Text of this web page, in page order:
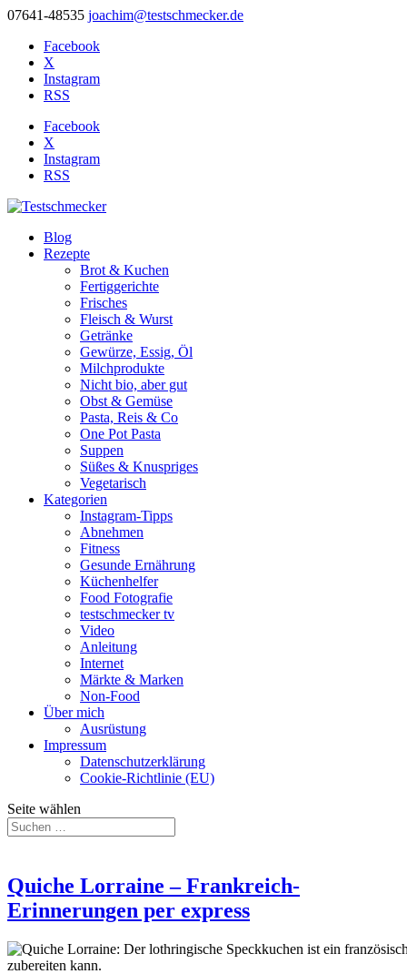
07641-48535 joachim@testschmecker.de
Facebook
X
Instagram
RSS
Facebook
X
Instagram
RSS
Blog
Rezepte
Brot & Kuchen
Fertiggerichte
Frisches
Fleisch & Wurst
Getränke
Gewürze, Essig, Öl
Milchprodukte
Nicht bio, aber gut
Obst & Gemüse
Pasta, Reis & Co
One Pot Pasta
Suppen
Süßes & Knuspriges
Vegetarisch
Kategorien
Instagram-Tipps
Abnehmen
Fitness
Gesunde Ernährung
Küchenhelfer
Food Fotografie
testschmecker tv
Video
Anleitung
Internet
Märkte & Marken
Non-Food
Über mich
Ausrüstung
Impressum
Datenschutzerklärung
Cookie-Richtlinie (EU)
Seite wählen
Quiche Lorraine – Frankreich-
Erinnerungen per express